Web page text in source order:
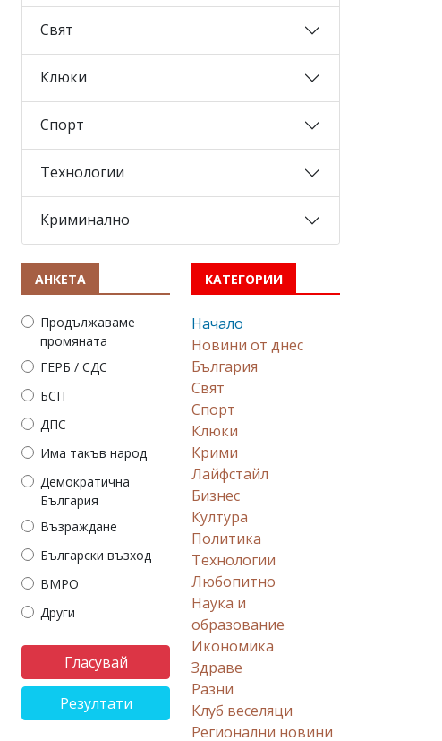
Свят
Клюки
Спорт
Технологии
Криминално
АНКЕТА
Продължаваме
промяната
ГЕРБ / СДС
БСП
ДПС
Има такъв народ
Демократична
България
Възраждане
Български възход
ВМРО
Други
Резултати
КАТЕГОРИИ
Начало
Новини от днес
България
Свят
Спорт
Клюки
Крими
Лайфстайл
Бизнес
Култура
Политика
Технологии
Любопитно
Наука и
образование
Икономика
Здраве
Разни
Клуб веселяци
Регионални новини